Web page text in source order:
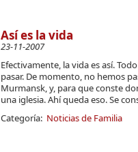
Así es la vida
23-11-2007
Efectivamente, la vida es así.
pasar. De momento, no hemos
Murmansk, y, para que conste
una iglesia. Ahí queda eso. Se
Categoría: Noticias de Familia